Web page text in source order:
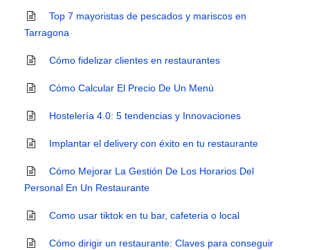
Top 7 mayoristas de pescados y mariscos en
Tarragona
Cómo fidelizar clientes en restaurantes
Cómo Calcular El Precio De Un Menú
Hostelería 4.0: 5 tendencias y Innovaciones
Implantar el delivery con éxito en tu restaurante
Cómo Mejorar La Gestión De Los Horarios Del
Personal En Un Restaurante
Como usar tiktok en tu bar, cafeteria o local
Cómo dirigir un restaurante: Claves para conseguir